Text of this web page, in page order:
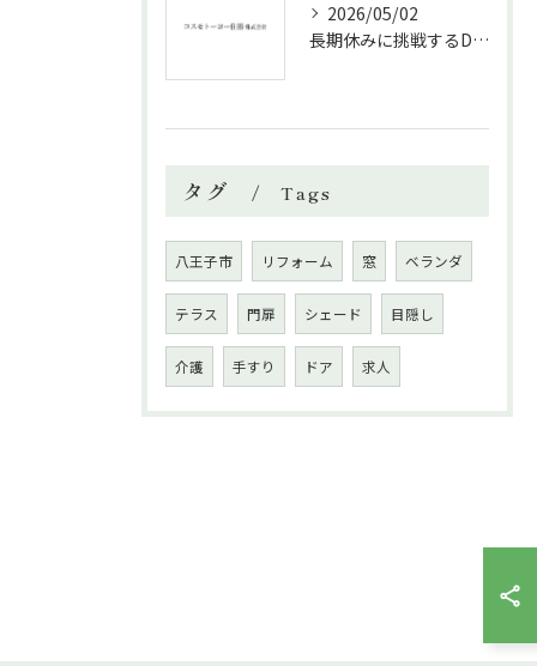
2026/05/02
長期休みに挑戦するDIYリフォームの極意
タグ Tags
八王子市 リフォーム 窓 ベランダ
テラス 門扉 シェード 目隠し
介護 手すり ドア 求人